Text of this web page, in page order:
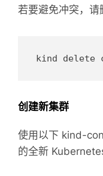
若要避免冲突，请
创建新集群
使用以下 kind-
的全新